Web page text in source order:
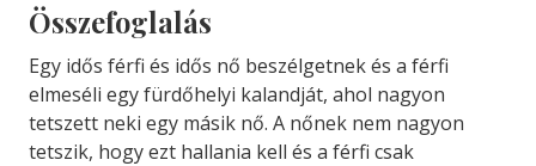
Összefoglalás
Egy idős férfi és idős nő beszélgetnek és a férfi
elmeséli egy fürdőhelyi kalandját, ahol nagyon
tetszett neki egy másik nő. A nőnek nem nagyon
tetszik, hogy ezt hallania kell és a férfi csak